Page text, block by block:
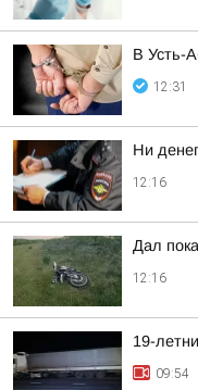
В Усть-
12:31
Ни
12:16
Дал
12:16
19-
09:54